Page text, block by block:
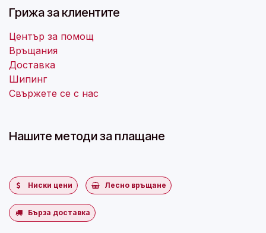
Грижа за клиентите
Център за помощ
Връщания
Доставка
Шипинг
Свържете се с нас
Нашите методи за плащане
Ниски цени Лесно връщане
Бърза доставка